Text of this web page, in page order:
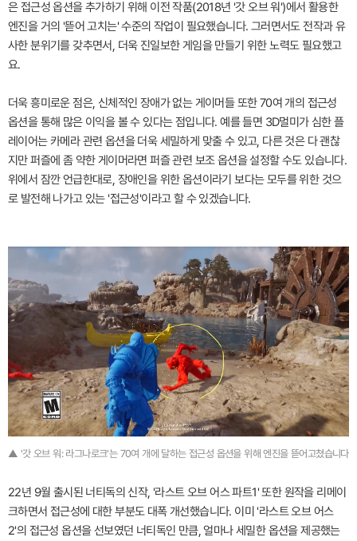
은 접근성 옵션을 추가하기 위해 이전 작품(2018년 '갓 오브 워')에서 활용한
엔진을 거의 '뜯어 고치는' 수준의 작업이 필요했습니다. 그러면서도 전작과 유
사한 분위기를 갖추면서, 더욱 진일보한 게임을 만들기 위한 노력도 필요했고
요.
더욱 흥미로운 점은, 신체적인 장애가 없는 게이머들 또한 70여 개의 접근성
옵션을 통해 많은 이익을 볼 수 있다는 점입니다. 예를 들면 3D멀미가 심한 플
레이어는 카메라 관련 옵션을 더욱 세밀하게 맞출 수 있고, 다른 것은 다 괜찮
지만 퍼즐에 좀 약한 게이머라면 퍼즐 관련 보조 옵션을 설정할 수도 있습니다.
위에서 잠깐 언급한대로, 장애인을 위한 옵션이라기 보다는 모두를 위한 것으
로 발전해 나가고 있는 '접근성'이라고 할 수 있겠습니다.
▲ '갓 오브 워: 라그나로크'는 70여 개에 달하는 접근성 옵션을 위해 엔진을 뜯어고쳤습니다
22년 9월 출시된 너티독의 신작, '라스트 오브 어스 파트1' 또한 원작을 리메이
크하면서 접근성에 대한 부분도 대폭 개선했습니다. 이미 '라스트 오브 어스
2'의 접근성 옵션을 선보였던 너티독인 만큼, 얼마나 세밀한 옵션을 제공했는